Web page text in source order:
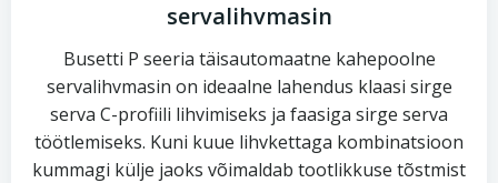
servalihvmasin
Busetti P seeria täisautomaatne kahepoolne
servalihvmasin on ideaalne lahendus klaasi sirge
serva C-profiili lihvimiseks ja faasiga sirge serva
töötlemiseks. Kuni kuue lihvkettaga kombinatsioon
kummagi külje jaoks võimaldab tootlikkuse tõstmist